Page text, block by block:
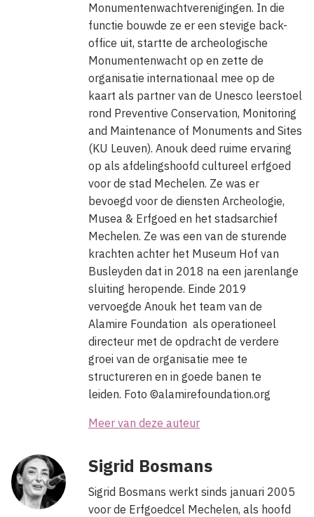
Hiëronymus van Busleyden (ca. 1470-1517) was een
getalenteerde en ambitieuze jurist uit Aarlen die
zich aan het begin van de zestiende eeuw in
Mechelen vestigde. Hij was net aangesteld als lid van
de Grote Raad, het hoogste rechtscollege in de
Nederlanden, dat in Mechelen zetelde. Van
Busleyden liet zijn woning verbouwen tot een
luxueus stadspaleis. Hij verzamelde er kunstwerken
en boeken en hij ontving er Erasmus, Thomas More
en andere belangrijke humanisten van zijn tijd.
Mechelen beleefde tussen 1507 en 1530 haar
Bourgondische hoogdagen toen Margareta van
Oostenrijk vanuit die stad de Nederlanden bestuurde. Als
hof- en hoofdstad kende Mechelen een grote culturele
uitstraling, wat resulteerde in een indrukwekkende
kunstproductie. Het Museum Hof van Busleyden heeft
heel wat topstukken in huis, schilderkunst, het
schitterende Koorboek van Margareta van Oostenrijk,
gepolychromeerd houtsnijwerk zoals de befaamde
‘Mechelse popjes’ die de wereld hebben veroverd, de
unieke collectie Besloten Hofjes…Het zijn blikvangers in
renaissance.
Monumentenwachtverenigingen. In die
functie bouwde ze er een stevige back-
office uit, startte de archeologische
Monumentenwacht op en zette de
organisatie internationaal mee op de
kaart als partner van de Unesco leerstoel
rond Preventive Conservation, Monitoring
and Maintenance of Monuments and Sites
(KU Leuven). Anouk deed ruime ervaring
op als afdelingshoofd cultureel erfgoed
voor de stad Mechelen. Ze was er
bevoegd voor de diensten Archeologie,
Musea & Erfgoed en het stadsarchief
Mechelen. Ze was een van de sturende
krachten achter het Museum Hof van
Busleyden dat in 2018 na een jarenlange
sluiting heropende. Einde 2019
vervoegde Anouk het team van de
Alamire Foundation als operationeel
directeur met de opdracht de verdere
groei van de organisatie mee te
structureren en in goede banen te
leiden. Foto ©alamirefoundation.org
Meer van deze auteur
Sigrid Bosmans
Sigrid Bosmans werkt sinds januari 2005
voor de Erfgoedcel Mechelen, als hoofd